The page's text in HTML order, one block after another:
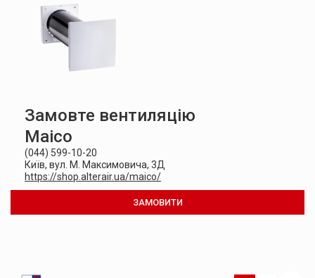
Замовте вентиляцію
Maico
(044) 599-10-20
Київ, вул. М. Максимовича, 3Д
https://shop.alterair.ua/maico/
ЗАМОВИТИ